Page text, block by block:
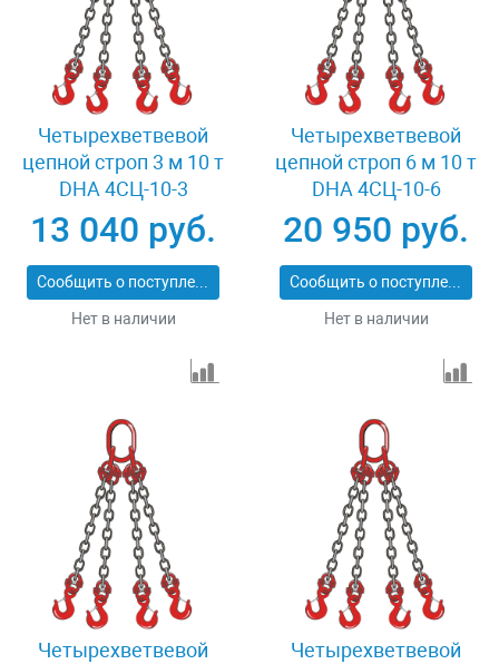
Четырехветвевой
цепной строп 3 м 10 т
DHA 4СЦ-10-3
13 040 руб.
Сообщить о поступлении
Нет в наличии
Четырехветвевой
цепной строп 6 м 10 т
DHA 4СЦ-10-6
20 950 руб.
Сообщить о поступлении
Нет в наличии
Четырехветвевой
Четырехветвевой